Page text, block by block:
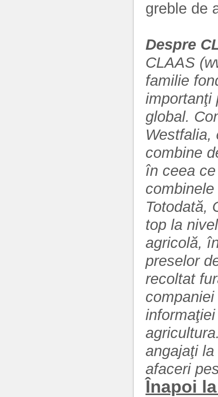
greble de
Despre
CLAAS
familie
importanţi
global.
Westfalia,
combine
în ceea
Totodată,
top la
agricolă,
preselor
recoltat
angajaţi
afaceri
Înapoi